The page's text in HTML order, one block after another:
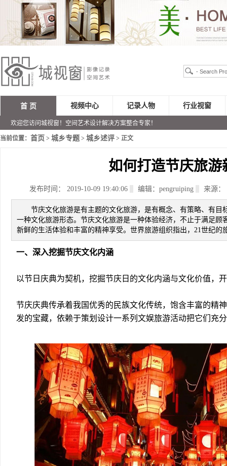
首 页
欢迎您访问城视窗！空间艺术设计解决方案整合专家！
视频中心 记录人物 行业视窗
当前位置： 首页 > 城乡专题 > 城乡述评 > 正文
如何打造节庆旅游
发布时间： 2019-10-09 19:40:06 编辑：pengruiping 来源
节庆文化旅游是有主题的文化旅游，是有概念、有策略、有目
一种文化旅游形态。节庆文化旅游是一种体验经济，不止于满足顾
新鲜的生活体验和丰富的精神享受。世界旅游组织指出，21世纪的
一、深入挖掘节庆文化内涵
以节日庆典为契机，挖掘节庆日的文化内涵与文化价值，
节庆庆典传承着我国优秀的民族文化传统，饱含丰富的精
发的宝藏，依赖于策划设计一系列文娱旅游活动把它们充